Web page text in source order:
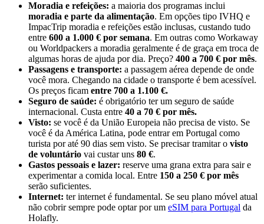
Moradia e refeições: a maioria dos programas inclui
moradia e parte da alimentação. Em opções tipo IVHQ e
ImpacTrip moradia e refeições estão inclusas, custando tudo
entre 600 a 1.000 € por semana. Em outras como Workaway
ou Worldpackers a moradia geralmente é de graça em troca de
algumas horas de ajuda por dia. Preço? 400 a 700 € por mês.
Passagens e transporte: a passagem aérea depende de onde
você mora. Chegando na cidade o transporte é bem acessível.
Os preços ficam entre 700 a 1.100 €.
Seguro de saúde: é obrigatório ter um seguro de saúde
internacional. Custa entre 40 a 70 € por mês.
Visto: se você é da União Europeia não precisa de visto. Se
você é da América Latina, pode entrar em Portugal como
turista por até 90 dias sem visto. Se precisar tramitar o visto
de voluntário vai custar uns 80 €.
Gastos pessoais e lazer: reserve uma grana extra para sair e
experimentar a comida local. Entre 150 a 250 € por mês
serão suficientes.
Internet: ter internet é fundamental. Se seu plano móvel atual
não cobrir sempre pode optar por um eSIM para Portugal da
Holafly.